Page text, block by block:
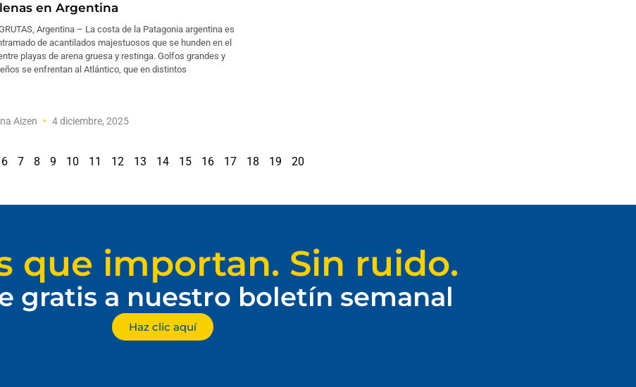
en Argentina
Argentina – La costa de la Patagonia argentina es
de acantilados majestuosos que se hunden en el
playas de arena gruesa y restinga. Golfos grandes y
se enfrentan al Atlántico, que en distintos
Aizen 4 diciembre, 2025
6 7 8 9 10 11 12 13 14 15 16 17 18 19 20
que importan. Sin ruido.
gratis a nuestro boletín semanal
Haz clic aquí